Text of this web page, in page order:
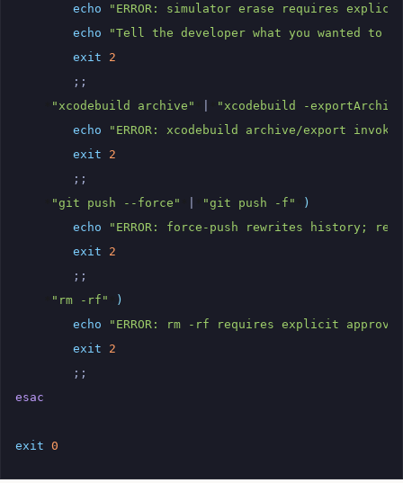
echo
"ERROR: simulator erase requires
echo
"Tell the developer what you wanted to
exit
2
;;
"xcodebuild archive"
"xcodebuild -
echo
"ERROR: xcodebuild archive/export
exit
2
;;
"git push --force" "git push -f"
)
echo
"ERROR: force-push rewrites history;
exit
2
;;
"rm -rf"
)
echo
"ERROR: rm -rf requires explicit
exit
2
;;
esac
exit 0